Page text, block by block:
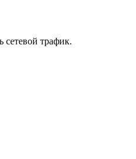
сетевой трафик.